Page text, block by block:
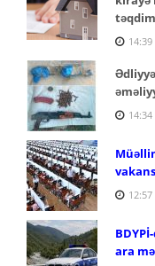
ara